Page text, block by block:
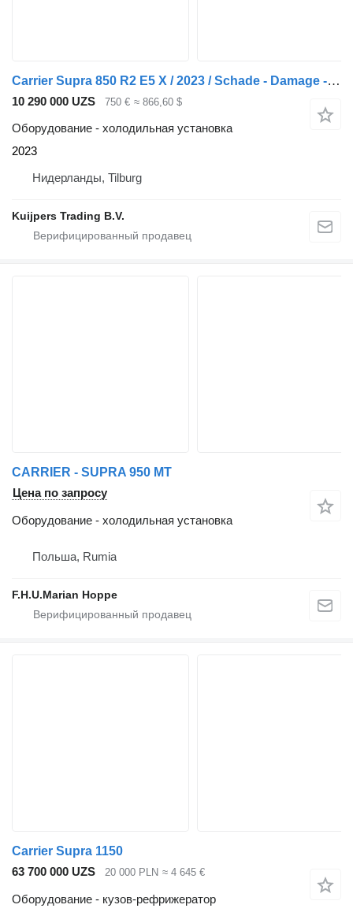
Carrier Supra 850 R2 E5 X / 2023 / Schade - Damage - Schaden
10 290 000 UZS 750 € ≈ 866,60 $
Оборудование - холодильная установка
2023
Нидерланды, Tilburg
Kuijpers Trading B.V.
CARRIER - SUPRA 950 MT
Цена по запросу
Оборудование - холодильная установка
Польша, Rumia
F.H.U.Marian Hoppe
Carrier Supra 1150
63 700 000 UZS
20 000 PLN ≈ 4 645 €
Оборудование - кузов-рефрижератор